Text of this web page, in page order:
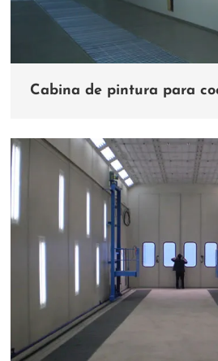
Cabina de pintura para